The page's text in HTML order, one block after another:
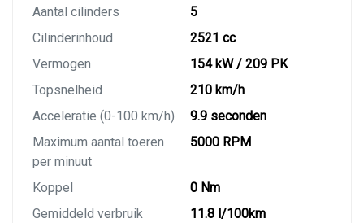
Aantal cilinders
5
Cilinderinhoud
2521 cc
Vermogen
154 kW / 209 PK
Topsnelheid
210 km/h
Acceleratie (0-100 km/h)
9.9 seconden
Maximum aantal toeren
per minuut
5000 RPM
Koppel
0 Nm
Gemiddeld verbruik
11.8 l/100km